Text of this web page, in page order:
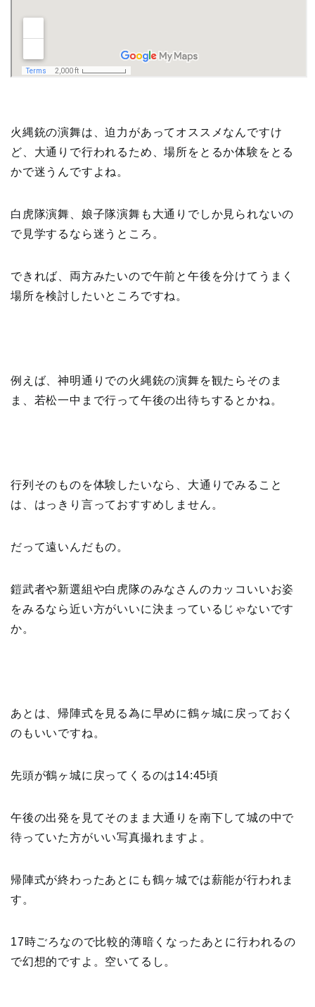
火縄銃の演舞は、迫力があってオススメなんですけ
ど、大通りで行われるため、場所をとるか体験をとる
かで迷うんですよね。
白虎隊演舞、娘子隊演舞も大通りでしか見られないの
で見学するなら迷うところ。
できれば、両方みたいので午前と午後を分けてうまく
場所を検討したいところですね。
例えば、神明通りでの火縄銃の演舞を観たらそのま
ま、若松一中まで行って午後の出待ちするとかね。
行列そのものを体験したいなら、大通りでみること
は、はっきり言っておすすめしません。
だって遠いんだもの。
鎧武者や新選組や白虎隊のみなさんのカッコいいお姿
をみるなら近い方がいいに決まっているじゃないです
か。
あとは、帰陣式を見る為に早めに鶴ヶ城に戻っておく
のもいいですね。
先頭が鶴ヶ城に戻ってくるのは14:45頃
午後の出発を見てそのまま大通りを南下して城の中で
待っていた方がいい写真撮れますよ。
帰陣式が終わったあとにも鶴ヶ城では薪能が行われま
す。
17時ごろなので比較的薄暗くなったあとに行われるの
で幻想的ですよ。空いてるし。